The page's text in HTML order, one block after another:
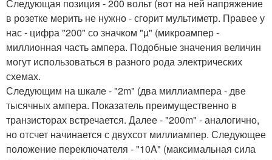
Следующая позиция - 200 вольт (вот на ней напряжение
в розетке мерить не нужно - сгорит мультиметр. Правее у
нас - цифра "200" со значком "µ" (микроампер -
миллионная часть ампера. Подобные значения величин
могут использоваться в разного рода электрических
схемах.
Следующим на шкале - "2m" (два миллиампера - две
тысячных ампера. Показатель преимущественно в
транзисторах встречается. Далее - "200m" - аналогично,
но отсчет начинается с двухсот миллиампер. Следующее
положение переключателя - "10A" (максимальная сила